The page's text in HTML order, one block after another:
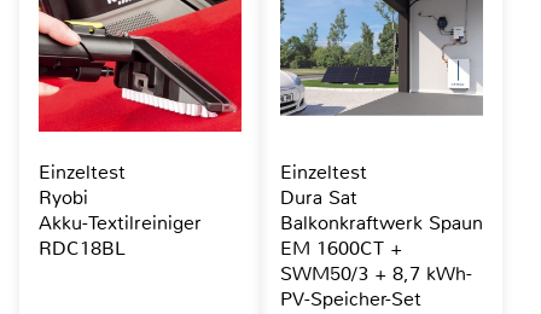
Einzeltest
Ryobi
Akku-Textilreiniger
RDC18BL
Einzeltest
Dura Sat
Balkonkraftwerk Spaun
EM 1600CT +
SWM50/3 + 8,7 kWh-
PV-Speicher-Set